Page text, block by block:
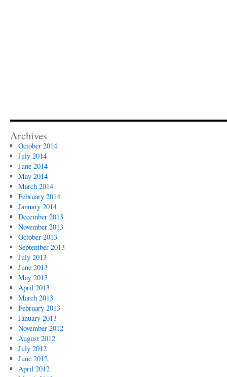
Archives
October 2014
July 2014
June 2014
May 2014
March 2014
February 2014
January 2014
December 2013
November 2013
October 2013
September 2013
July 2013
June 2013
May 2013
April 2013
March 2013
February 2013
January 2013
November 2012
August 2012
July 2012
June 2012
April 2012